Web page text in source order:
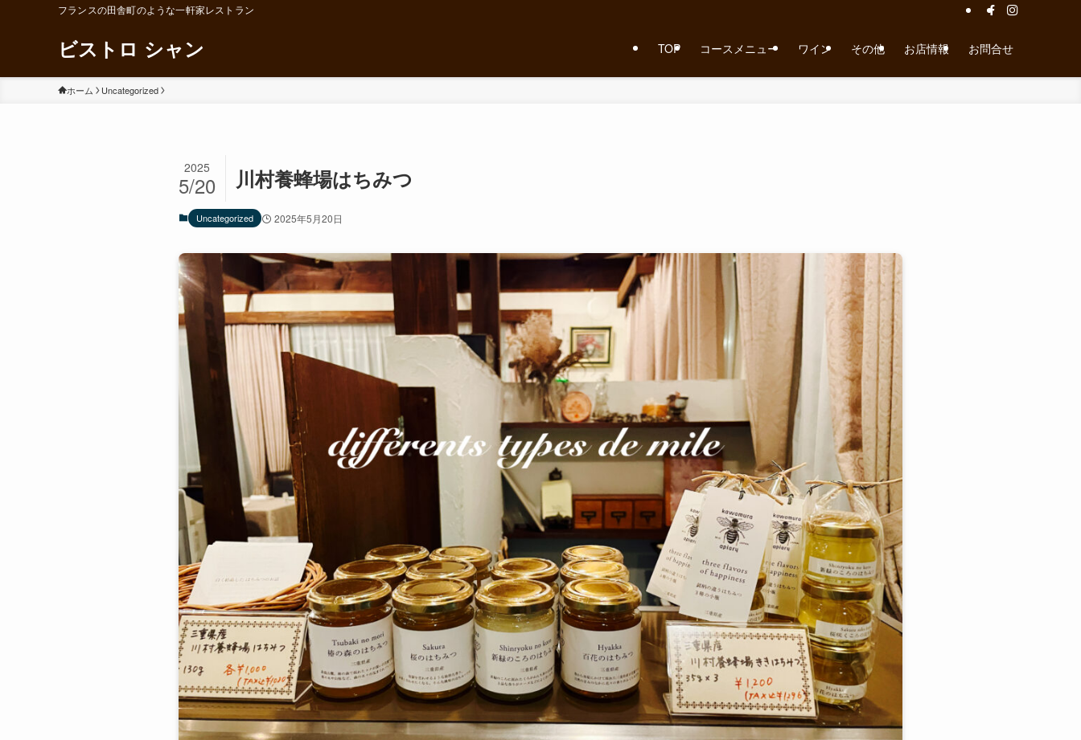
フランスの田舎町のような一軒家レストラン
ビストロ シャン TOP コースメニュー ワイン その他 お店情報 お問合せ
ホーム Uncategorized
川村養蜂場はちみつ
2025
5/20
Uncategorized 2025年5月20日